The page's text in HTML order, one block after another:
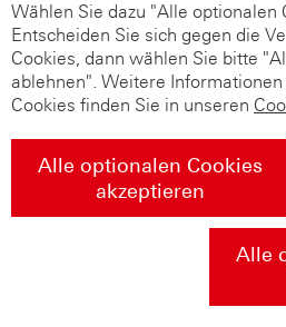
Wählen Sie dazu "Alle optionalen
Entscheiden Sie sich gegen die
Cookies, dann wählen Sie bitte
ablehnen". Weitere
Cookies finden Sie in unseren
Alle optionalen Cookies
akzeptieren
Alle